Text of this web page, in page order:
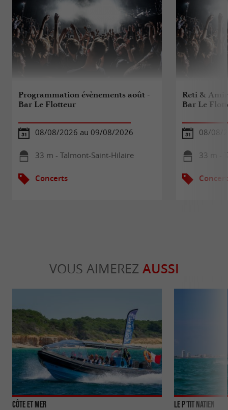
Programmation évènements août -
Bar Le Flotteur
08/08/2026 au 09/08/2026
33 m - Talmont-Saint-Hilaire
Concerts
Reti &
Bar Le
08/08/
33 m -
VOUS AIMEREZ AUSSI
Côte et Mer Le P'tit Natien